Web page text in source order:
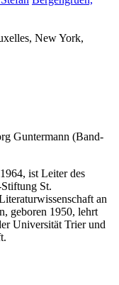
New York,
Guntermann (Band-
ist Leiter des
St.
an
geboren 1950, lehrt
Universität Trier und